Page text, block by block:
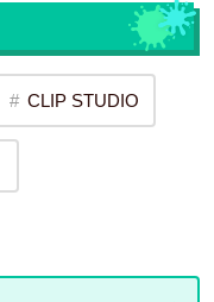
CLIP STUDIO